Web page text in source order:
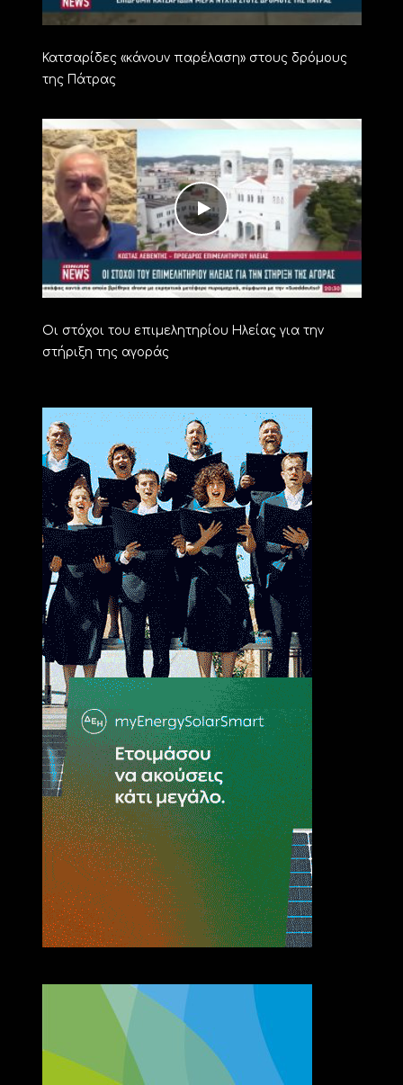
Κατσαρίδες «κάνουν παρέλαση» στους δρόμους
της Πάτρας
Οι στόχοι του επιμελητηρίου Ηλείας για την
στήριξη της αγοράς